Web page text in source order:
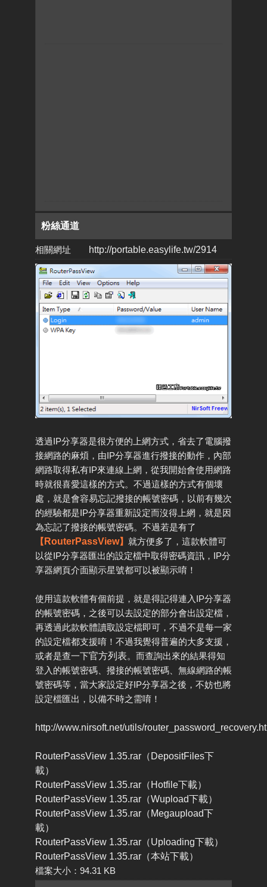
粉絲通道
相關網址 http://portable.easylife.tw/2914
透過IP分享器是很方便的上網方式，省去了電腦撥
接網路的麻煩，由IP分享器進行撥接的動作，內部
網路取得私有IP來連線上網，從我開始會使用網路
時就很喜愛這樣的方式。不過這樣的方式有個壞
處，就是會容易忘記撥接的帳號密碼，以前有幾次
的經驗都是IP分享器重新設定而沒得上網，就是因
為忘記了撥接的帳號密碼。不過若是有了
【 RouterPassView】 就方便多了，這款軟體可
以從IP分享器匯出的設定檔中取得密碼資訊，IP分
享器網頁介面顯示星號都可以被顯示唷！
使用這款軟體有個前提，就是得記得連入IP分享器
的帳號密碼，之後可以去設定的部分會出設定檔，
再透過此款軟體讀取設定檔即可，不過不是每一家
的設定檔都支援唷！不過我覺得普遍的大多支援，
或者是查一下官方列表。而查詢出來的結果得知
登入的帳號密碼、撥接的帳號密碼、無線網路的帳
號密碼等，當大家設定好IP分享器之後，不妨也將
設定檔匯出，以備不時之需唷！
http://www.nirsoft.net/utils/
RouterPassView 1.35.rar（DepositFiles下
載）
RouterPassView 1.35.rar（Hotfile下載）
RouterPassView 1.35.rar（Wupload下載）
RouterPassView 1.35.rar（Megaupload下
載）
RouterPassView 1.35.rar（Uploading下載）
RouterPassView 1.35.rar（本站下載）
檔案大小：94.31 KB